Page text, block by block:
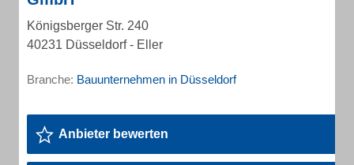
Königsberger Str. 240
40231 Düsseldorf - Eller
Branche: Bauunternehmen in Düsseldorf
Anbieter bewerten